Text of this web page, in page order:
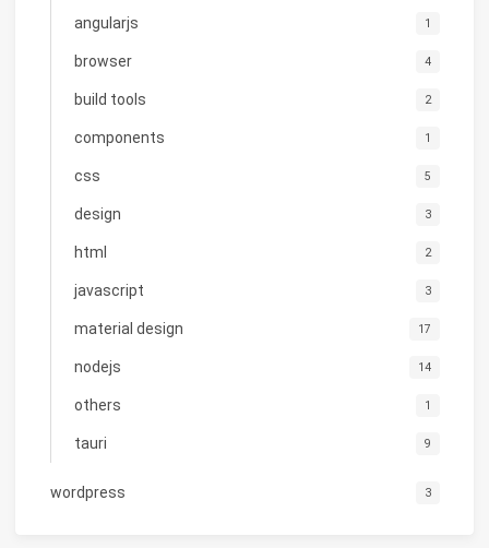
angularjs 1
browser 4
build tools 2
components 1
css 5
design 3
html 2
javascript 3
material design 17
nodejs 14
others 1
tauri 9
wordpress 3